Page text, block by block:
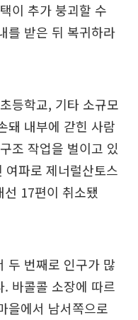
이 추가 붕괴할 수
를 받은 뒤 복귀하라
등학교, 기타 소규모
돼 내부에 갇힌 사람
조 작업을 벌이고 있
파로 제너럴산토스
17편이 취소됐
두 번째로 인구가 많
바콜콜 소장에 따르
을에서 남서쪽으로